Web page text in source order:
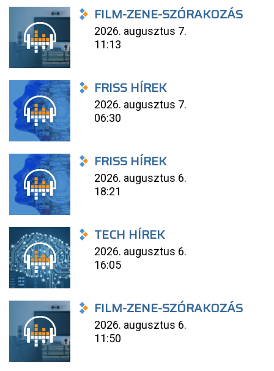
FILM-ZENE-SZÓRAKOZÁS
2026. augusztus 7.
11:13
FRISS HÍREK
2026. augusztus 7.
06:30
FRISS HÍREK
2026. augusztus 6.
18:21
TECH HÍREK
2026. augusztus 6.
16:05
FILM-ZENE-SZÓRAKOZÁS
2026. augusztus 6.
11:50